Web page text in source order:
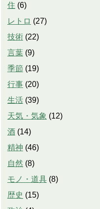
住 (6)
レトロ (27)
技術 (22)
言葉 (9)
季節 (19)
行事 (20)
生活 (39)
天気・気象 (12)
酒 (14)
精神 (46)
自然 (8)
モノ・道具 (8)
歴史 (15)